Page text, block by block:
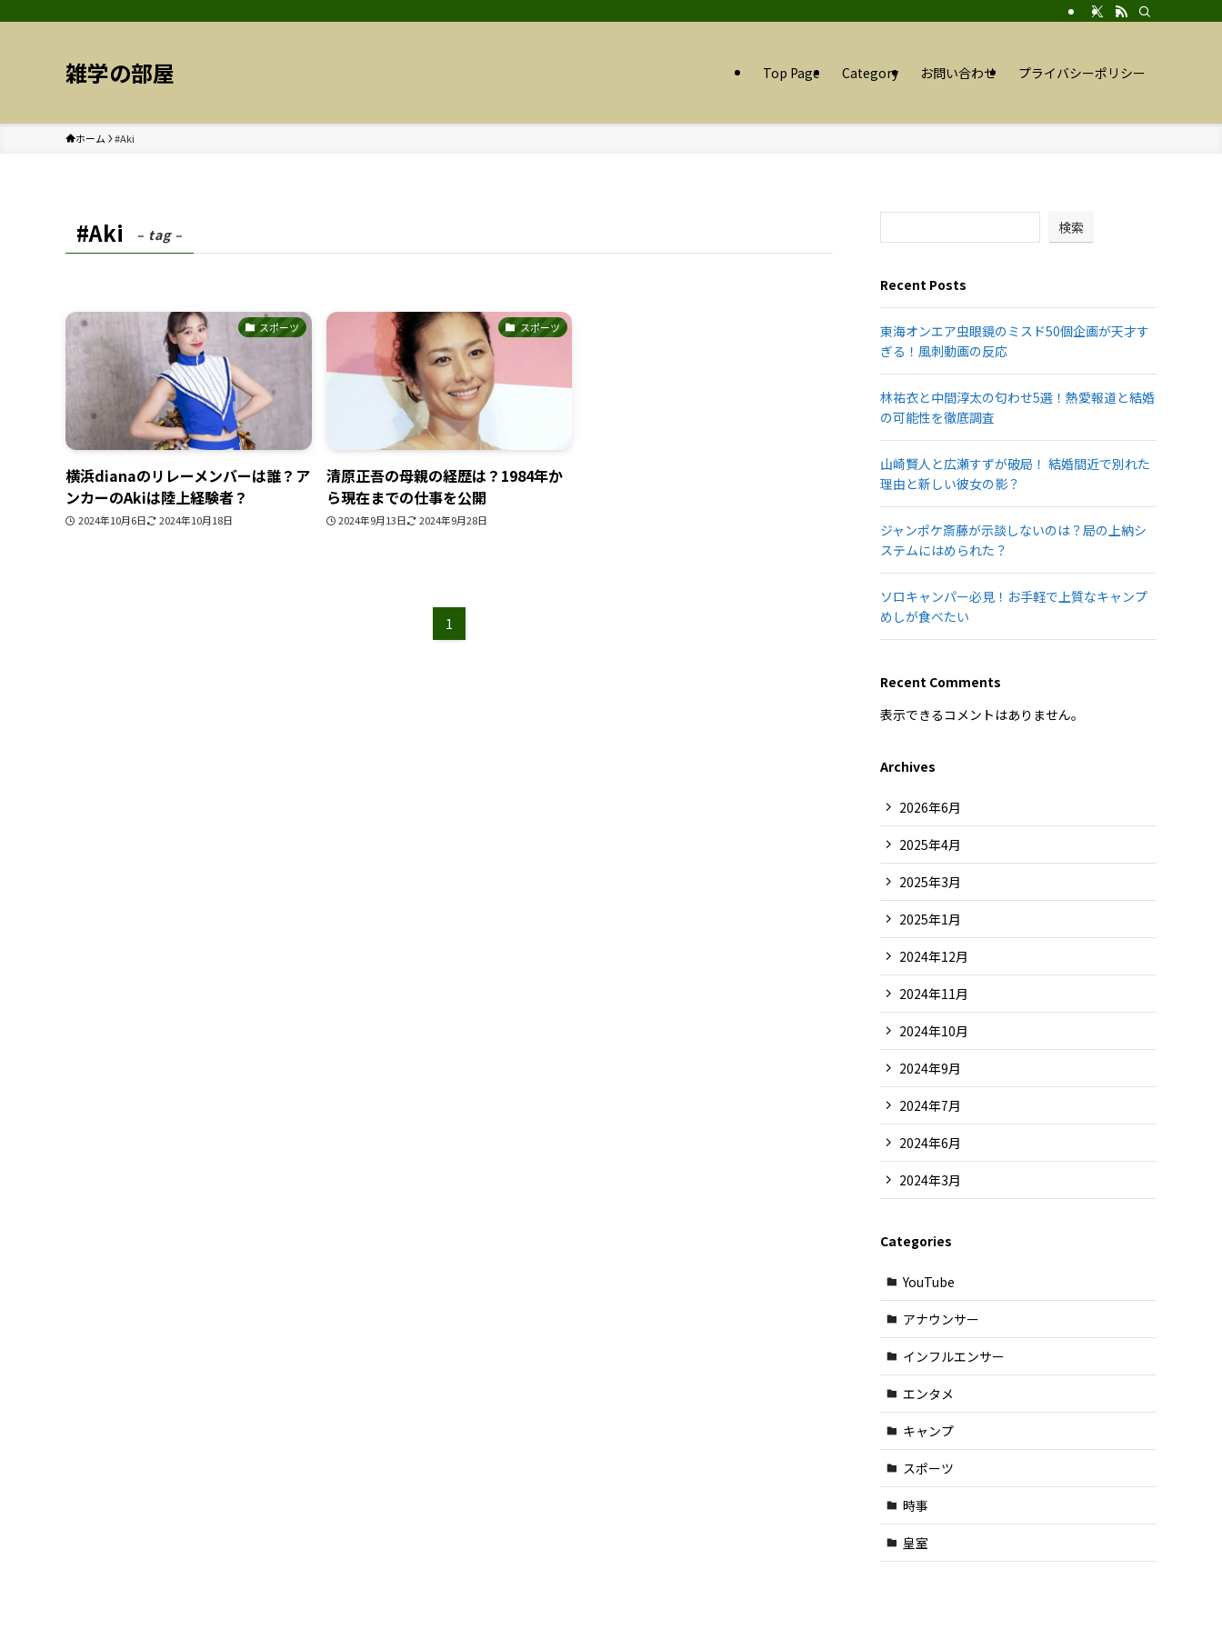
雑学の部屋 Top Page Category お問い合わせ プライバシーポリシー
ホーム #Aki
#Aki – tag –
スポーツ
横浜dianaのリレーメンバーは誰？ア
ンカーのAkiは陸上経験者？
2024年10月6日 2024年10月18日
スポーツ
清原正吾の母親の経歴は？1984年か
ら現在までの仕事を公開
2024年9月13日 2024年9月28日
1
検索
Recent Posts
東海オンエア虫眼鏡のミスド50個企画が天才す
ぎる！風刺動画の反応
林祐衣と中間淳太の匂わせ5選！熱愛報道と結婚
の可能性を徹底調査
山崎賢人と広瀬すずが破局！ 結婚間近で別れた
理由と新しい彼女の影？
ジャンポケ斎藤が示談しないのは？局の上納シ
ステムにはめられた？
ソロキャンパー必見！お手軽で上質なキャンプ
めしが食べたい
Recent Comments
表示できるコメントはありません。
Archives
2026年6月
2025年4月
2025年3月
2025年1月
2024年12月
2024年11月
2024年10月
2024年9月
2024年7月
2024年6月
2024年3月
Categories
YouTube
アナウンサー
インフルエンサー
エンタメ
キャンプ
スポーツ
時事
皇室